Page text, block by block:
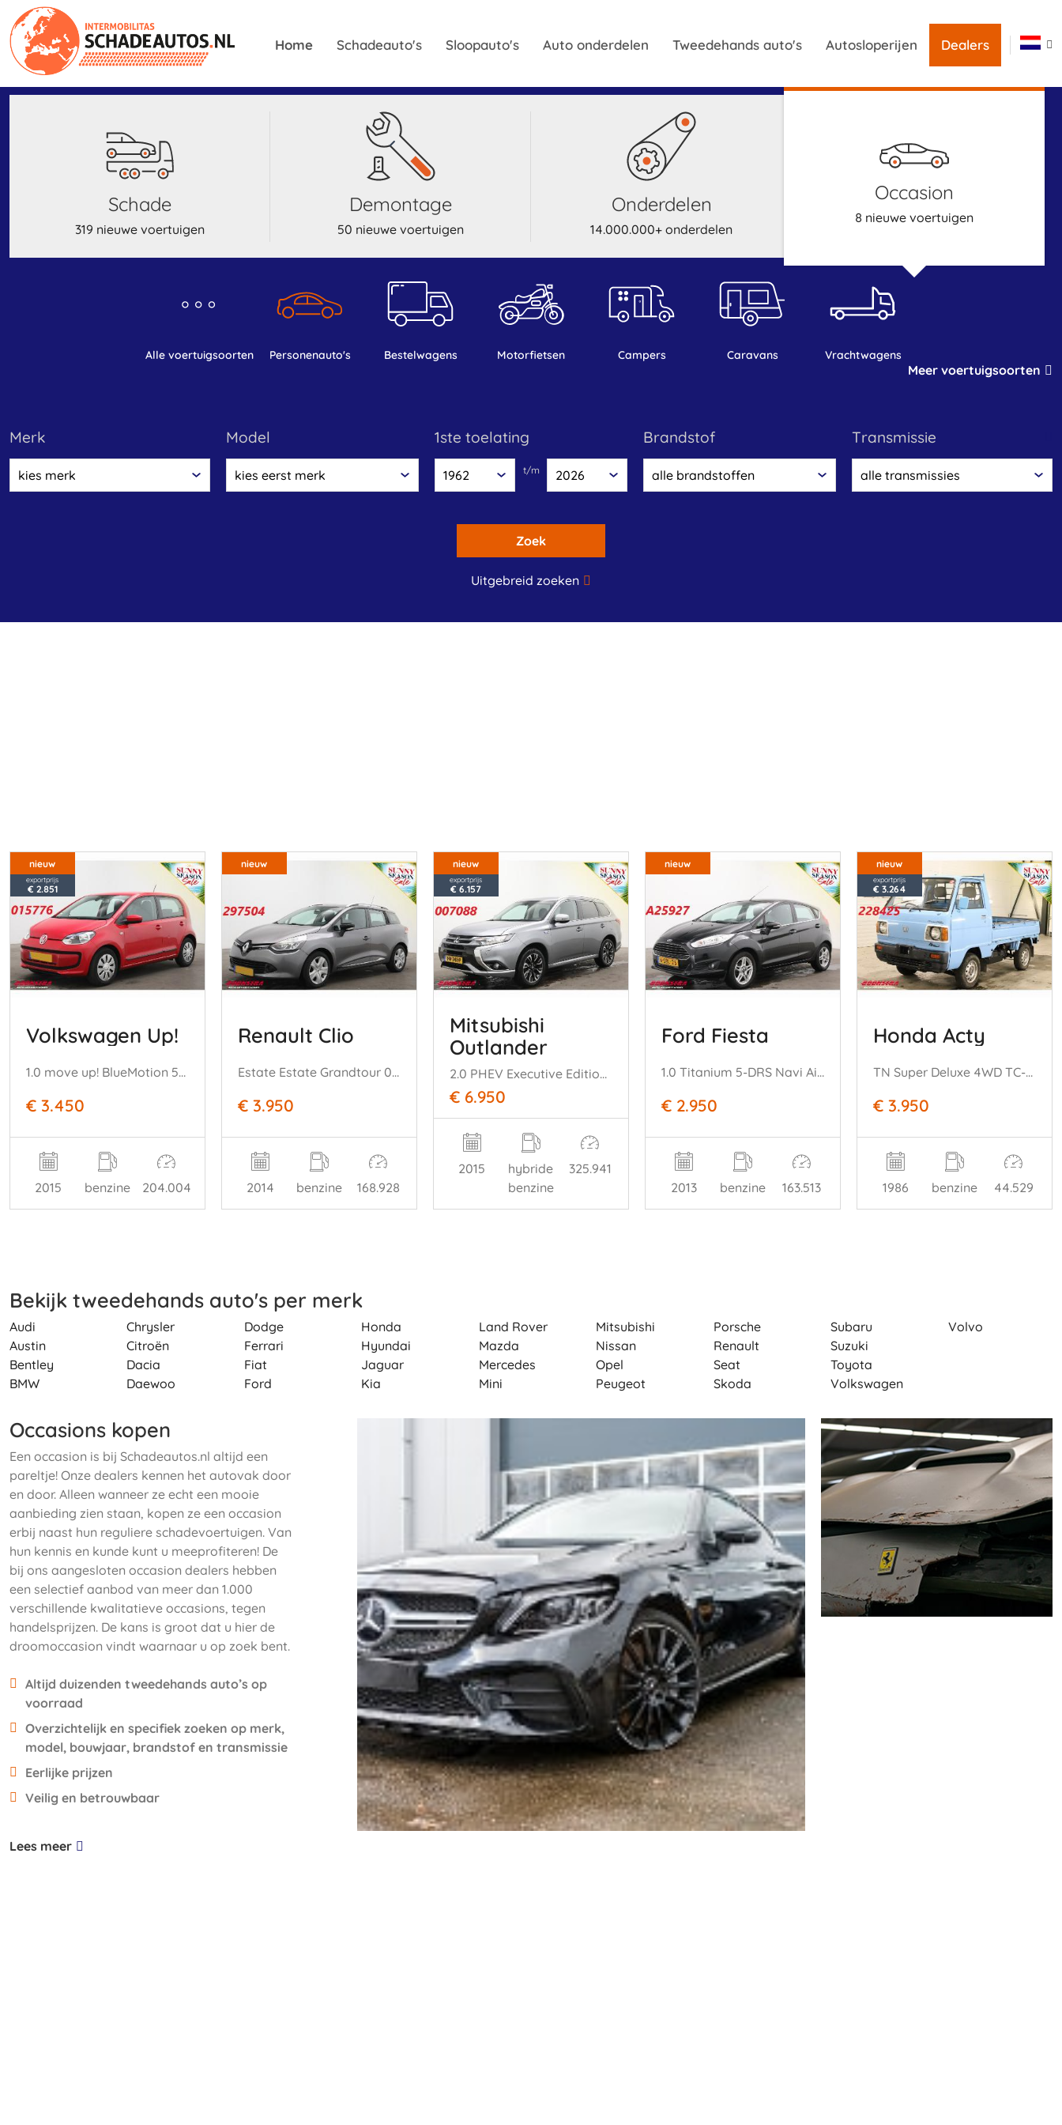
Home Schadeauto's Sloopauto's Auto onderdelen Tweedehands auto's Autosloperijen Dealers
schade
319 nieuwe voertuigen
demontage
50 nieuwe voertuigen
onderdelen
14.000.000+ onderdelen
occasion
8 nieuwe voertuigen
alle voertuigsoorten personenauto's bestelwagens motorfietsen campers caravans vrachtwagens
Meer voertuigsoorten
merk model 1ste toelating
t/m
brandstof transmissie
Zoek
Uitgebreid zoeken
nieuw
exportprijs
€ 2.851
Volkswagen Up!
1.0 move up! BlueMotion 5-DRS Airco
€ 3.450
2015 benzine 204.004
nieuw
Renault Clio
Estate Estate Grandtour 0.9 TCe Dynamique Navi Airco Cruise 168.928 km!
€ 3.950
2014 benzine 168.928
nieuw
exportprijs
€ 6.157
Mitsubishi
Outlander
2.0 PHEV Executive Edition 4X4 Navi Clima Cruise Camera SHZ PDC AHK
€ 6.950
2015
hybride
benzine
325.941
nieuw
Ford Fiesta
1.0 Titanium 5-DRS Navi Airco Bluetooth
€ 2.950
2013 benzine 163.513
nieuw
exportprijs
€ 3.264
Honda Acty
TN Super Deluxe 4WD TC-series
€ 3.950
1986 benzine 44.529
Bekijk tweedehands auto's per merk
Audi
Austin
Bentley
BMW
Chrysler
Citroën
Dacia
Daewoo
Dodge
Ferrari
Fiat
Ford
Honda
Hyundai
Jaguar
Kia
Land Rover
Mazda
Mercedes
Mini
Mitsubishi
Nissan
Opel
Peugeot
Porsche
Renault
Seat
Skoda
Subaru
Suzuki
Toyota
Volkswagen
Volvo
Occasions kopen
Een occasion is bij Schadeautos.nl altijd een
pareltje! Onze dealers kennen het autovak door
en door. Alleen wanneer ze echt een mooie
aanbieding zien staan, kopen ze een occasion
erbij naast hun reguliere schadevoertuigen. Van
hun kennis en kunde kunt u meeprofiteren! De
bij ons aangesloten occasion dealers hebben
een selectief aanbod van meer dan 1.000
verschillende kwalitatieve occasions, tegen
handelsprijzen. De kans is groot dat u hier de
droomoccasion vindt waarnaar u op zoek bent.
Altijd duizenden tweedehands auto’s op
voorraad
Overzichtelijk en specifiek zoeken op merk,
model, bouwjaar, brandstof en transmissie
Eerlijke prijzen
Veilig en betrouwbaar
Lees meer